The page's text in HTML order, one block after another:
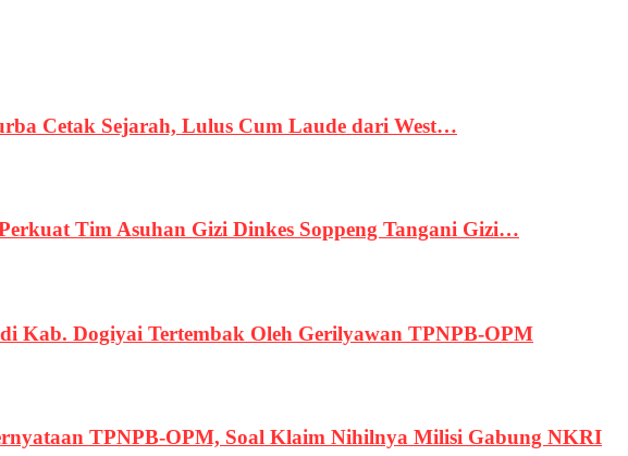
Cetak Sejarah, Lulus Cum Laude dari West…
Tim Asuhan Gizi Dinkes Soppeng Tangani Gizi…
Kab. Dogiyai Tertembak Oleh Gerilyawan TPNPB-OPM
TPNPB-OPM, Soal Klaim Nihilnya Milisi Gabung NKRI